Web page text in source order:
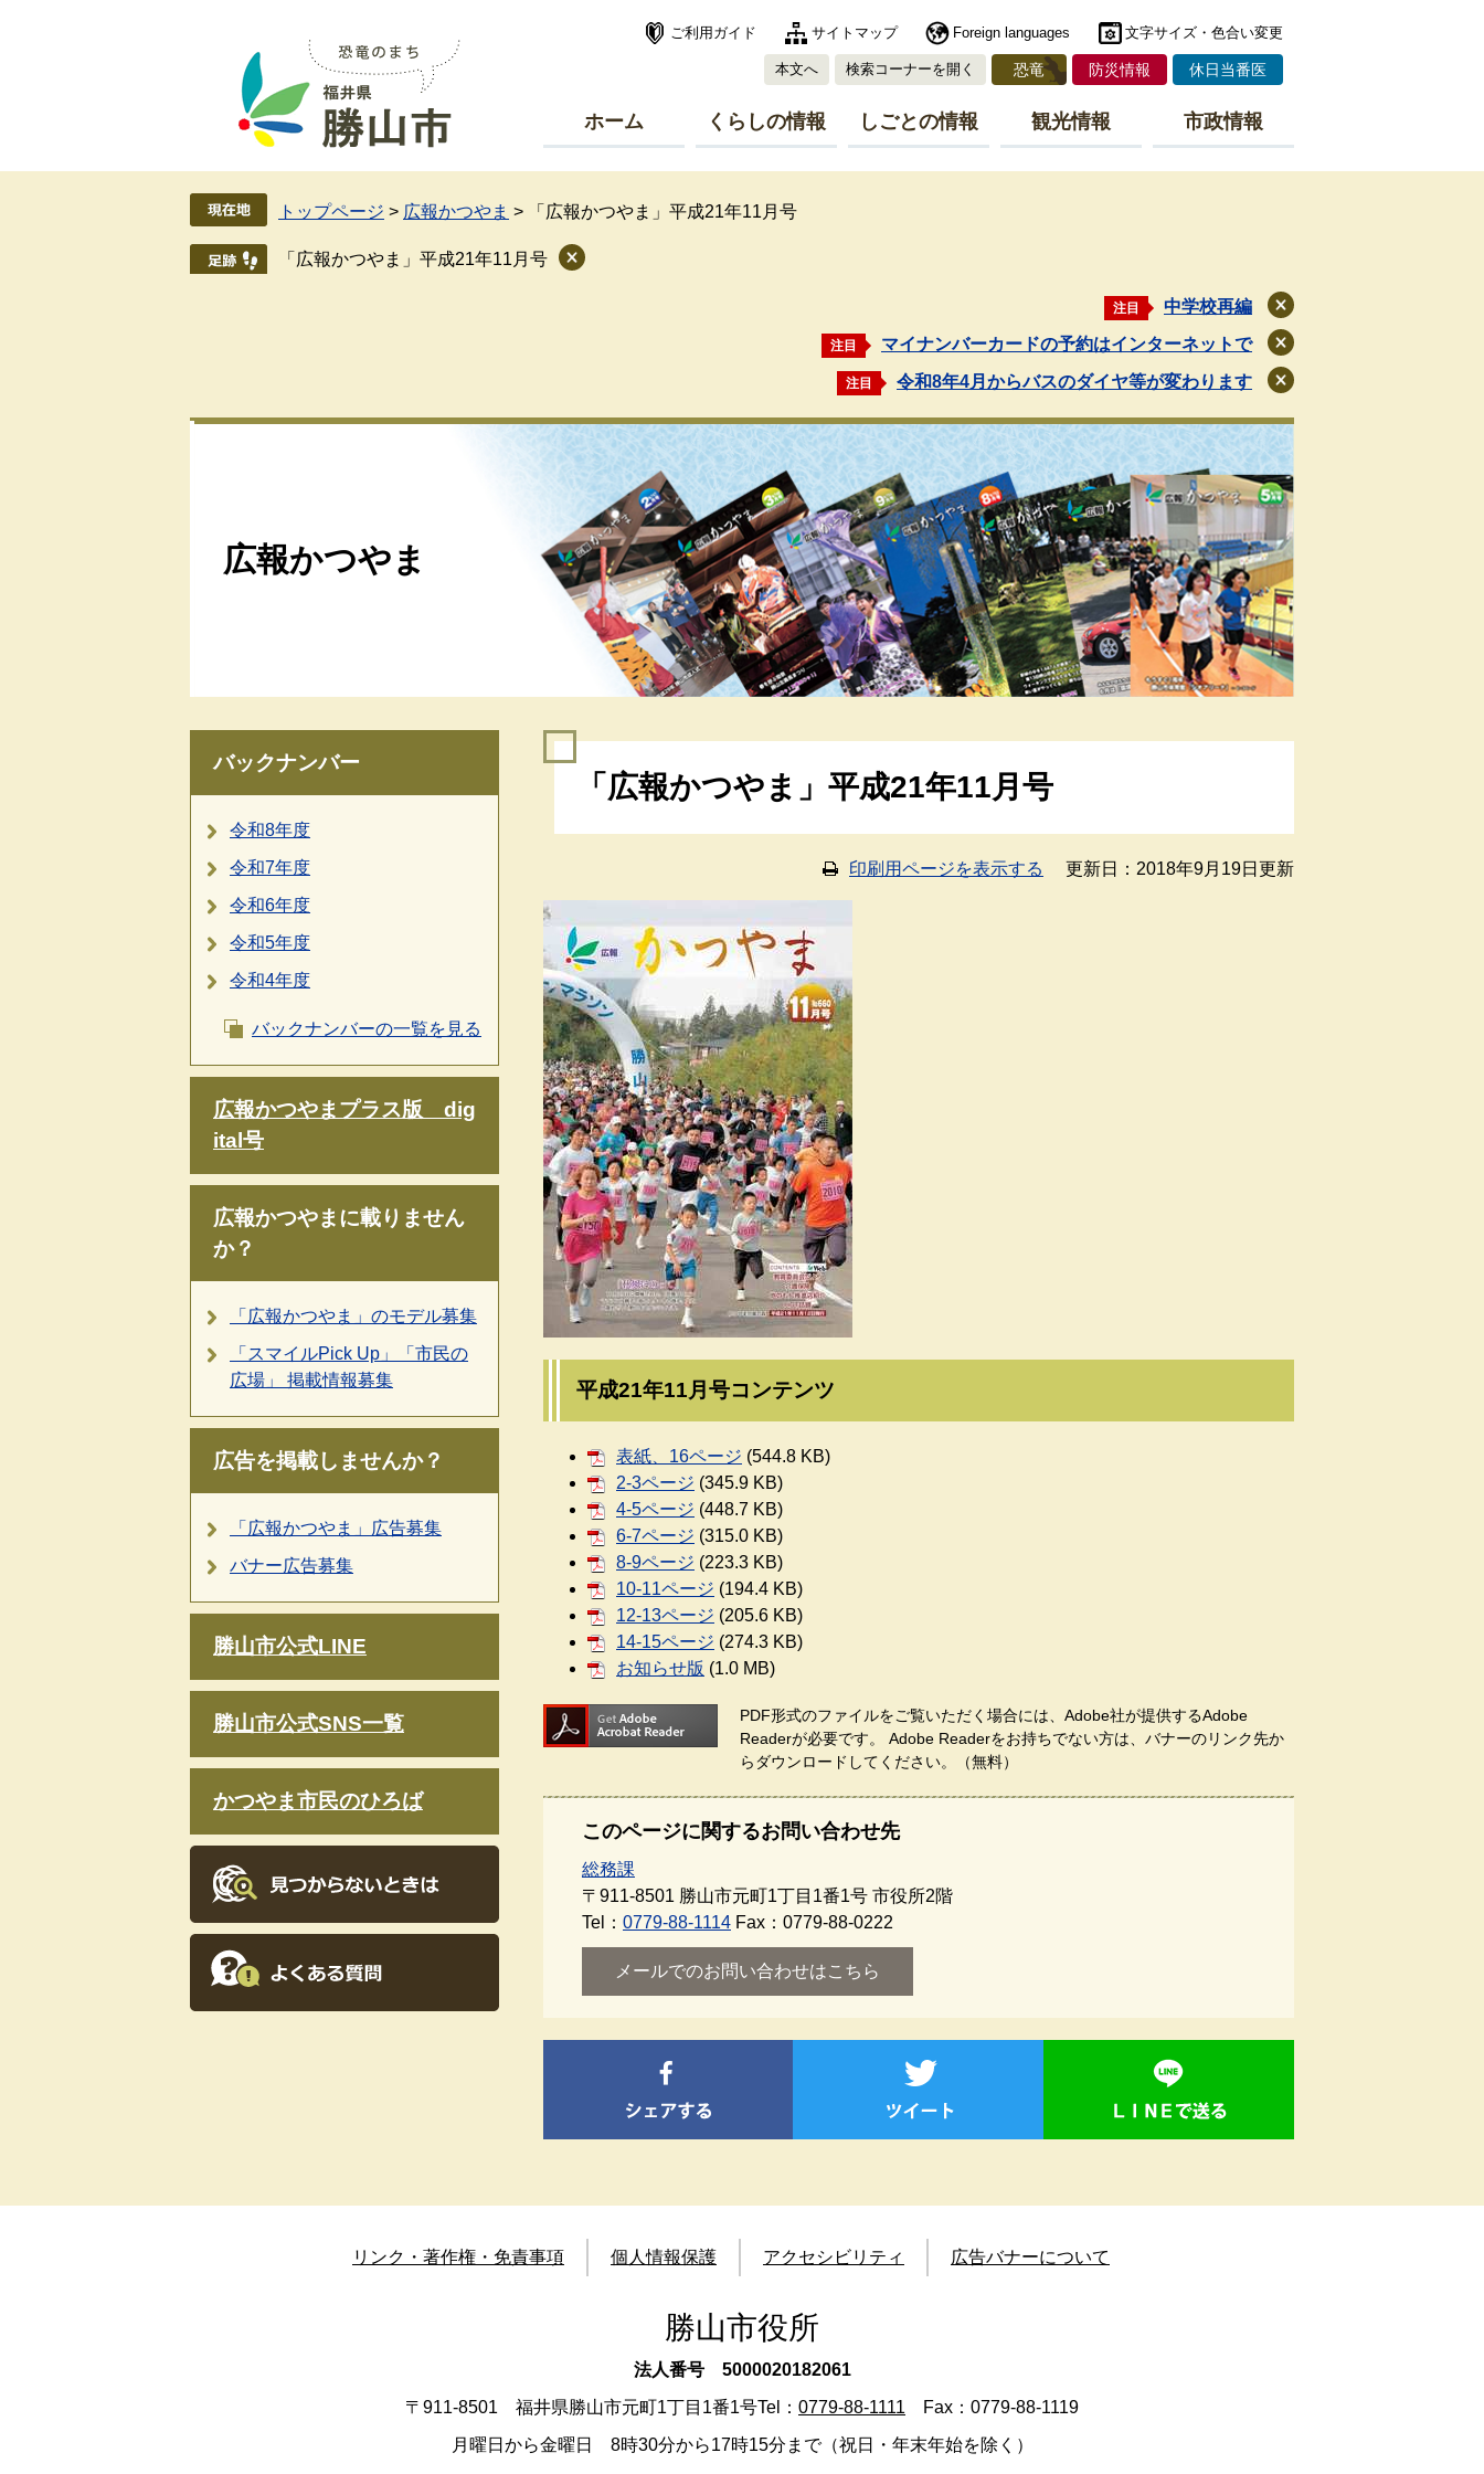
で
ば
ご利用ガイド サイトマップ Foreign languages 文字サイズ・色合い変更
本文へ 検索コーナーを開く 恐竜 防災情報 休日当番医
ホーム くらしの情報 しごとの情報 観光情報 市政情報
トップページ > 広報かつやま > 「広報かつやま」平成21年11月号
「広報かつやま」平成21年11月号
注目 中学校再編
閉
じ
る
注目 マイナンバーカードの予約はインターネットで
閉
じ
る
注目 令和8年4月からバスのダイヤ等が変わります
閉
る
広報かつやま
バックナンバー
令和8年度
令和7年度
令和6年度
令和5年度
令和4年度
バックナンバーの一覧を見る
広報かつやまプラス版 dig
ital号
広報かつやまに載りません
か？
「広報かつやま」のモデル募集
「スマイルPick Up」「市民の
広場」 掲載情報募集
広告を掲載しませんか？
「広報かつやま」広告募集
バナー広告募集
勝山市公式LINE
勝山市公式SNS一覧
かつやま市民のひろば
「広報かつやま」平成21年11月号
印刷用ページを表示する 更新日：2018年9月19日更新
平成21年11月号コンテンツ
表紙、16ページ (544.8 KB)
2-3ページ (345.9 KB)
4-5ページ (448.7 KB)
6-7ページ (315.0 KB)
8-9ページ (223.3 KB)
10-11ページ (194.4 KB)
12-13ページ (205.6 KB)
14-15ページ (274.3 KB)
お知らせ版 (1.0 MB)
PDF形式のファイルをご覧いただく場合には、Adobe社が提供するAdobe
Readerが必要です。
Adobe Readerをお持ちでない方は、バナーのリンク先か
らダウンロードしてください。（無料）
このページに関するお問い合わせ先
総務課
〒911-8501 勝山市元町1丁目1番1号 市役所2階
Tel： 0779-88-1114 Fax：0779-88-0222
メールでのお問い合わせはこちら
リンク・著作権・免責事項 個人情報保護 アクセシビリティ 広告バナーについて
勝山市役所
法人番号 5000020182061
〒911-8501 福井県勝山市元町1丁目1番1号Tel： 0779-88-1111 Fax：0779-88-1119
月曜日から金曜日 8時30分から17時15分まで（祝日・年末年始を除く）